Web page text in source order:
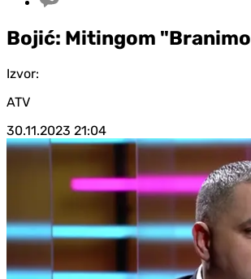
Bojić: Mitingom
Izvor:
ATV
30.11.2023 21:04